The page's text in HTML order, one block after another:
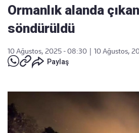
Ormanlık alanda
söndürüldü
10 Ağustos, 2025 - 08:30
10 Ağustos,
Paylaş